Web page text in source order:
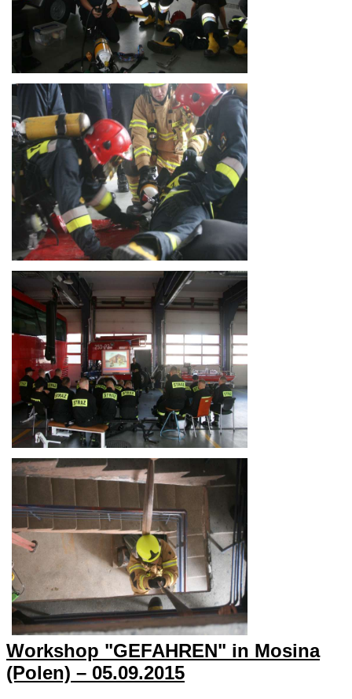
Workshop "GEFAHREN" in Mosina
(Polen) – 05.09.2015